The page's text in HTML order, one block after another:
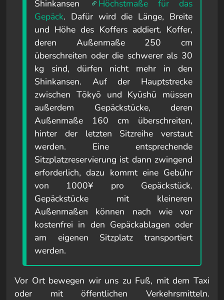
Shinkansen
Höchstmaße für das
Gepäck. Dafür wird die Länge, Breite
und Höhe des Koffers addiert. Koffer,
deren Außenmaße 250 cm
überschreiten oder die schwerer als 30
kg sind, dürfen nicht mehr in den
Shinkansen. Auf der Hauptstrecke
zwischen Tōkyō und Kyūshū müssen
außerdem Gepäckstücke, deren
Außenmaße 160 cm überschreiten,
hinter der letzten Sitzreihe verstaut
werden. Eine entsprechende
Sitzplatzreservierung ist dann zwingend
erforderlich, dazu kommt eine Gebühr
von 1000¥ pro Gepäckstück.
Gepäckstücke mit kleineren
Außenmaßen können nach wie vor
kostenfrei in den Gepäckablagen oder
am eigenen Sitzplatz transportiert
werden.
Vor Ort bewegen wir uns zu Fuß, mit dem Taxi
oder mit öffentlichen Verkehrsmitteln.